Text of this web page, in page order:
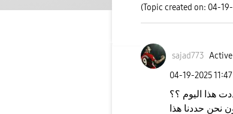
(Topic created on: 04-
sajad773 Active
‎04-19-2025
نحن حددنا هذا